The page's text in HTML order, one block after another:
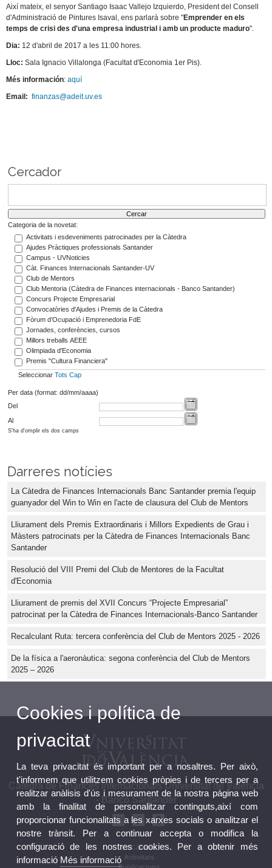
Així mateix, el senyor Santiago Isaac Vallejo Izquierdo, President del Consell
d'Administració de Pintures Isaval, ens parlarà sobre "Emprender en els
temps de crisi des d'una empresa industrial i amb un producte maduro".
Dia: 12 d'abril de 2017 a les 11:00 hores.
Lloc: Sala Ignacio Villalonga (Facultat d'Economia 1er Pis).
Més información:aquí
Email:finanzas@adeit.uv.es
Cercador
Categoria de la novetat:
Activitats i esdeveniments patrocinades per la Càtedra
Ajudes Pràctiques professionals Santander
Campus - UVNoticies
Càt. Finances Internacionals Santander-UV
Club de Mentors
Club Mentoria (Càtedra de Finances internacionals - Banco Santander)
Concurs Projecte Empresarial
Convocatòries d'Ajudes i Premis de la Càtedra
Fòrum d’Ocupació i Emprenedoria FdE
Jornades, conferències, cursos
Millors treballs AEEE
Olimpiada d'Economia
Premis "Cultura Financiera"
Seleccionar Tots Cap
Per data (format: dd/mm/aaaa)
Del
Al
S'ha d'omplir els dos camps
Darreres notícies
La Càtedra de Finances Internacionals Banc Santander premia l'equip
guanyador del Win to Win en l'acte de clausura del Club de Mentors
Lliurament dels Premis Extraordinaris i Millors Expedients de Grau i
Màsters patrocinats per la Càtedra de Finances Internacionals Banc
Santander
Resolució del VIII Premi del Club de Mentores de la Facultat
d'Economia
Lliurament de premis del XVII Concurs “Projecte Empresarial”
patrocinat per la Càtedra de Finances Internacionals-Banco Santander
Recalculant Ruta: tercera conferència del Club de Mentors 2025 - 2026
De la física a l'aeronàutica: segona conferència del Club de Mentors
2025 – 2026
Càtedra de Finances internacionals Universitat de València
- Banco Santander
La Càtedra
Activitats
Cookies i política de
privacitat
La teva privacitat és important per a nosaltres. Per això,
t'informem que utilitzem cookies pròpies i de tercers per a
realitzar anàlisis d'ús i mesurament de la nostra pàgina web
amb la finalitat de personalitzar continguts,així com
proporcionar funcionalitats a les xarxes socials o analitzar el
nostre trànsit. Per a continuar accepta o modifica la
configuració de les nostres cookies. Per a obtenir més
informació Més informació